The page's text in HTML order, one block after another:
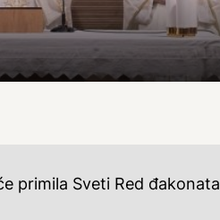
primila Sveti Red đakonata